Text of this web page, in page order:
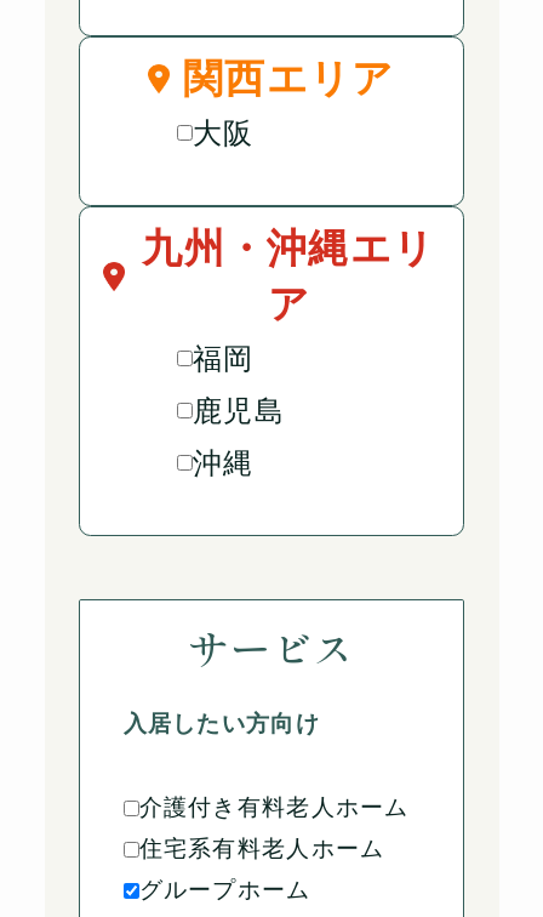
九州・沖縄エリ
ア
福岡
鹿児島
沖縄
関西エリア
大阪
サービス
入居したい方向け
介護付き有料老人ホーム
住宅系有料老人ホーム
グループホーム